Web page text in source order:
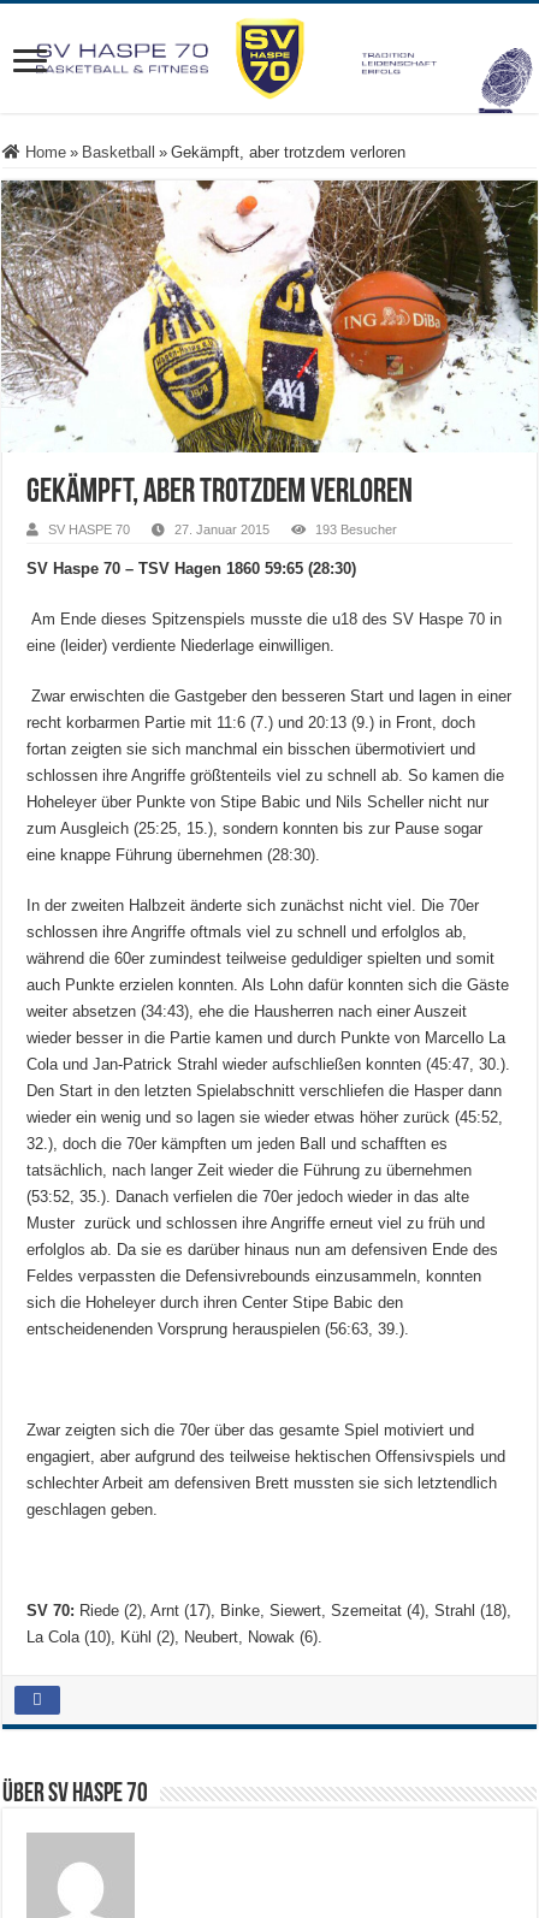
Home » Basketball » Gekämpft, aber trotzdem verloren
Gekämpft, aber trotzdem verloren
SV HASPE 70 27. Januar 2015 193 Besucher
SV Haspe 70 – TSV Hagen 1860 59:65 (28:30)
Am Ende dieses Spitzenspiels musste die u18 des SV Haspe 70 in
eine (leider) verdiente Niederlage einwilligen.
Zwar erwischten die Gastgeber den besseren Start und lagen in einer
recht korbarmen Partie mit 11:6 (7.) und 20:13 (9.) in Front, doch
fortan zeigten sie sich manchmal ein bisschen übermotiviert und
schlossen ihre Angriffe größtenteils viel zu schnell ab. So kamen die
Hoheleyer über Punkte von Stipe Babic und Nils Scheller nicht nur
zum Ausgleich (25:25, 15.), sondern konnten bis zur Pause sogar
eine knappe Führung übernehmen (28:30).
In der zweiten Halbzeit änderte sich zunächst nicht viel. Die 70er
schlossen ihre Angriffe oftmals viel zu schnell und erfolglos ab,
während die 60er zumindest teilweise geduldiger spielten und somit
auch Punkte erzielen konnten. Als Lohn dafür konnten sich die Gäste
weiter absetzen (34:43), ehe die Hausherren nach einer Auszeit
wieder besser in die Partie kamen und durch Punkte von Marcello La
Cola und Jan-Patrick Strahl wieder aufschließen konnten (45:47, 30.).
Den Start in den letzten Spielabschnitt verschliefen die Hasper dann
wieder ein wenig und so lagen sie wieder etwas höher zurück (45:52,
32.), doch die 70er kämpften um jeden Ball und schafften es
tatsächlich, nach langer Zeit wieder die Führung zu übernehmen
(53:52, 35.). Danach verfielen die 70er jedoch wieder in das alte
Muster zurück und schlossen ihre Angriffe erneut viel zu früh und
erfolglos ab. Da sie es darüber hinaus nun am defensiven Ende des
Feldes verpassten die Defensivrebounds einzusammeln, konnten
sich die Hoheleyer durch ihren Center Stipe Babic den
entscheidenenden Vorsprung herauspielen (56:63, 39.).
Zwar zeigten sich die 70er über das gesamte Spiel motiviert und
engagiert, aber aufgrund des teilweise hektischen Offensivspiels und
schlechter Arbeit am defensiven Brett mussten sie sich letztendlich
geschlagen geben.
SV 70: Riede (2), Arnt (17), Binke, Siewert, Szemeitat (4), Strahl (18),
La Cola (10), Kühl (2), Neubert, Nowak (6).
Über SV HASPE 70